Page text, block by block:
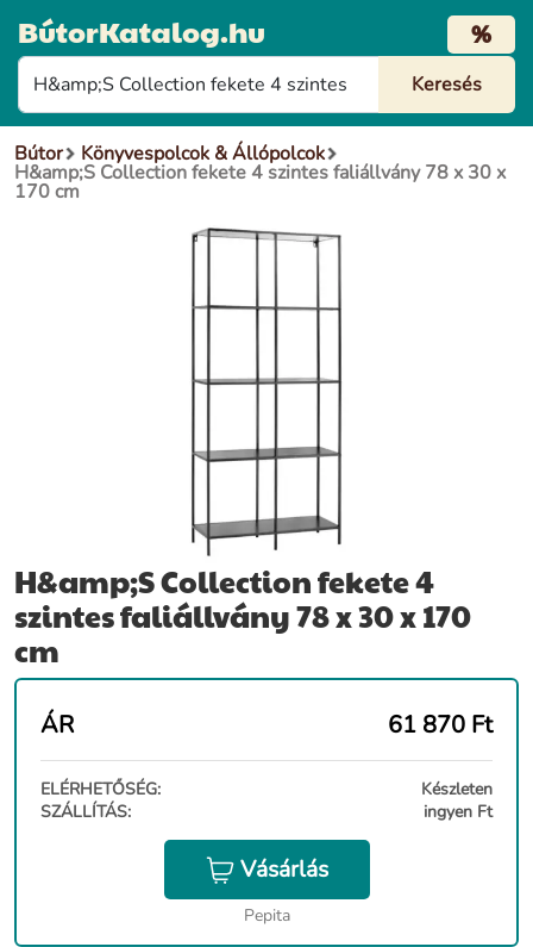
BútorKatalog.hu %
Bútor Könyvespolcok & Állópolcok
H&amp;S Collection fekete 4 szintes faliállvány 78 x 30 x
170 cm
H&amp;S Collection fekete 4
szintes faliállvány 78 x 30 x 170
cm
ÁR 61 870 Ft
ELÉRHETŐSÉG:
Készleten
SZÁLLÍTÁS:
ingyen Ft
Vásárlás
Pepita